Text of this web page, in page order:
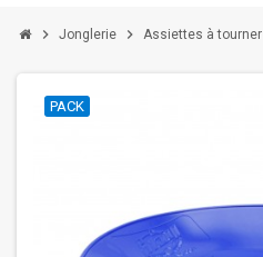
chevron_right Jonglerie chevron_right Assiettes à tourner
PACK